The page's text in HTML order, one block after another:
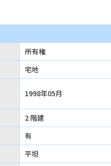
所有権
宅地
1998年05月
2 階建
有
平坦